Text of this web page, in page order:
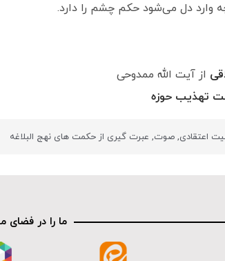
وارد دل می‌شود حکم چشم را دارد.
از آیت الله ممدوحی
تهذیب حوزه
اعتقادی,صوت, عبرت گیری از حکمت های نهج البلاغه
ما را در فضای